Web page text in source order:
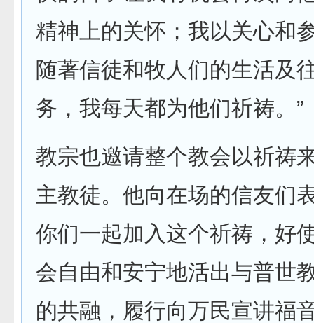
精神上的关怀；我以关心和
随著信徒和牧人们的生活及
务，我每天都为他们祈祷。”
教宗也邀请整个教会以祈祷
主教徒。他向在场的信友们
你们一起加入这个祈祷，好
会自由和安宁地活出与普世
的共融，履行向万民宣讲福